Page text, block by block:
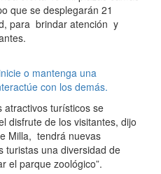
que se desplegarán 21
para brindar atención y
o mantenga una
con los demás.
atractivos turísticos se
disfrute de los visitantes, dijo
Milla, tendrá nuevas
turistas una diversidad de
el parque zoológico”.